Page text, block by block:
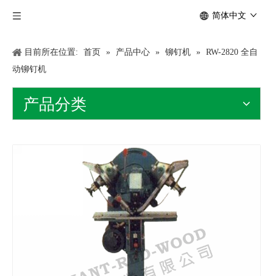
简体中文
目前所在位置: 首页 » 产品中心 » 铆钉机 » RW-2820 全自
动铆钉机
产品分类